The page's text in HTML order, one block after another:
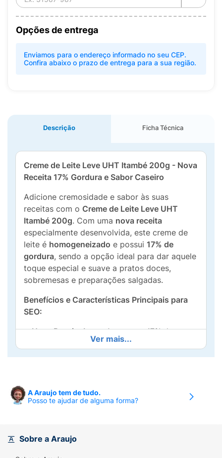
Opções de entrega
Enviamos para o endereço informado no seu CEP.
Confira abaixo o prazo de entrega para a sua região.
Descrição Ficha Técnica
Creme de Leite Leve UHT Itambé 200g - Nova
Receita 17% Gordura e Sabor Caseiro
Adicione cremosidade e sabor às suas
receitas com o Creme de Leite Leve UHT
Itambé 200g. Com uma nova receita
especialmente desenvolvida, este creme de
leite é homogeneizado e possui 17% de
gordura, sendo a opção ideal para dar aquele
toque especial e suave a pratos doces,
sobremesas e preparações salgadas.
Benefícios e Características Principais para
SEO:
Nova Receita Leve:Apresenta 17% de
gordura, equilibrando sabor e textura,
sendo uma versão mais leve para o seu dia
preparação de mousses, ganaches,
Qualidade Homogeneizada:
homogeneização garante uma consistência
Ver mais...
A Araujo tem de tudo.
Posso te ajudar de alguma forma?
Sobre a Araujo